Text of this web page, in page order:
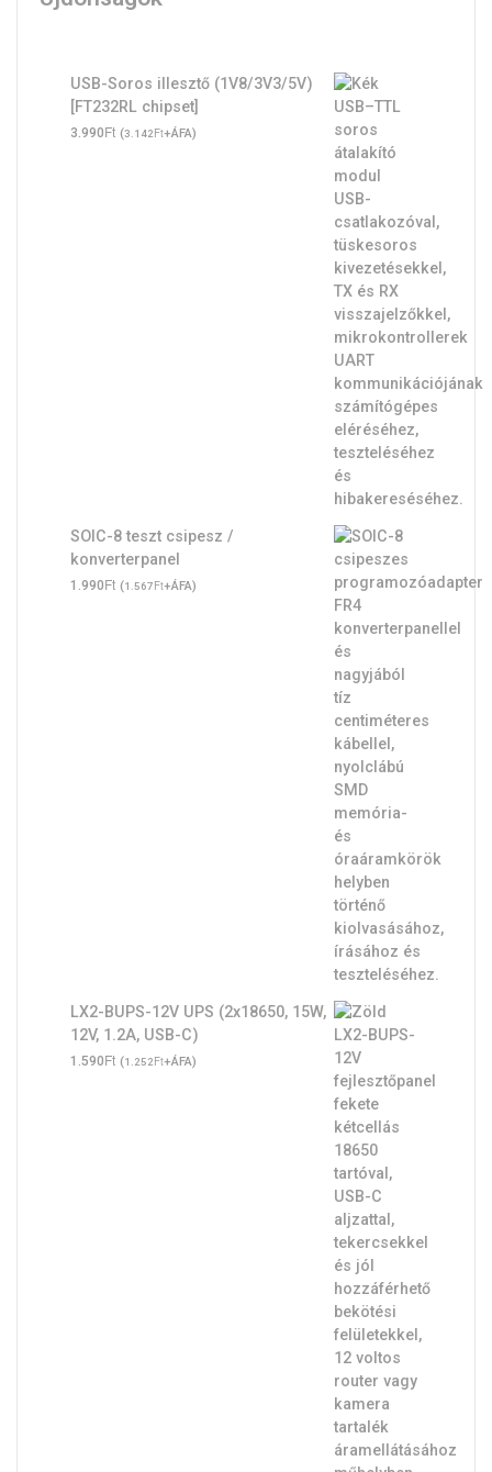
USB-Soros illesztő (1V8/3V3/5V)
[FT232RL chipset]
3.990Ft (3.142Ft+ÁFA)
SOIC-8 teszt csipesz /
konverterpanel
1.990Ft (1.567Ft+ÁFA)
LX2-BUPS-12V UPS (2x18650, 15W,
12V, 1.2A, USB-C)
1.590Ft (1.252Ft+ÁFA)